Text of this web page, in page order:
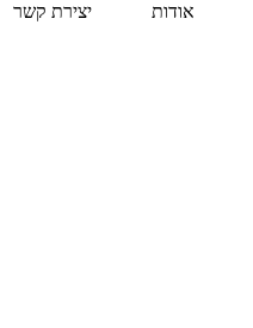
אודות יצירת קשר